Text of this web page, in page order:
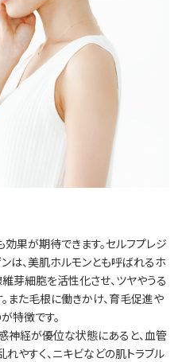
果が期待できます。セルフプレジ
は、美肌ホルモンとも呼ばれるホ
芽細胞を活性化させ、ツヤやうる
また毛根に働きかけ、育毛促進や
特徴です。
神経が優位な状態にあると、血管
やすく、ニキビなどの肌トラブル